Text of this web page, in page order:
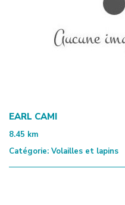
EARL CAMI
8.45 km
Catégorie: Volailles et lapins